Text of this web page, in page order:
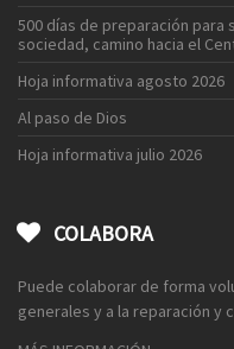
500 días de preparación para
sociedad, camino hacia el
Hoja informativa agosto 2026
Al paso de Dios
Hoja informativa julio 2026
COLABORA
Puede colaborar de forma
generales y a la reparación y